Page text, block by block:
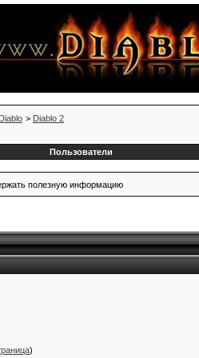
> Diablo 2
Пользователи
полезную информацию
)